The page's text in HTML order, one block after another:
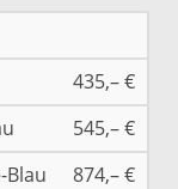
435,– €
545,– €
Blau
874,– €